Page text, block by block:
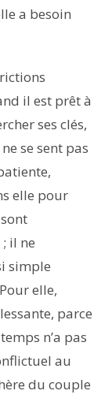
a besoin
il est prêt à
ses clés,
se sent pas
elle pour
il ne
simple
elle,
parce
n’a pas
au
du couple